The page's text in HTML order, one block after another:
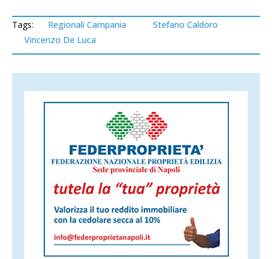
Tags: Regionali Campania
Stefano Caldoro
Vincenzo De Luca